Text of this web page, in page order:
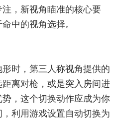
，新视角瞄准的核心要
中的视角选择。
时，第三人称视角提供的
离对枪，或是突入房间进
，这个切换动作应成为你
利用游戏设置自动切换为